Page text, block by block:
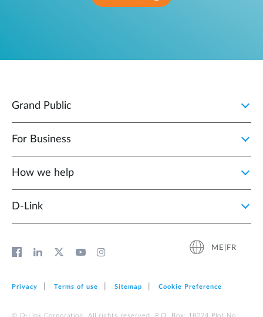
Grand Public
For Business
How we help
D‑Link
ME|FR
Privacy Terms of use Sitemap Cookie Preference